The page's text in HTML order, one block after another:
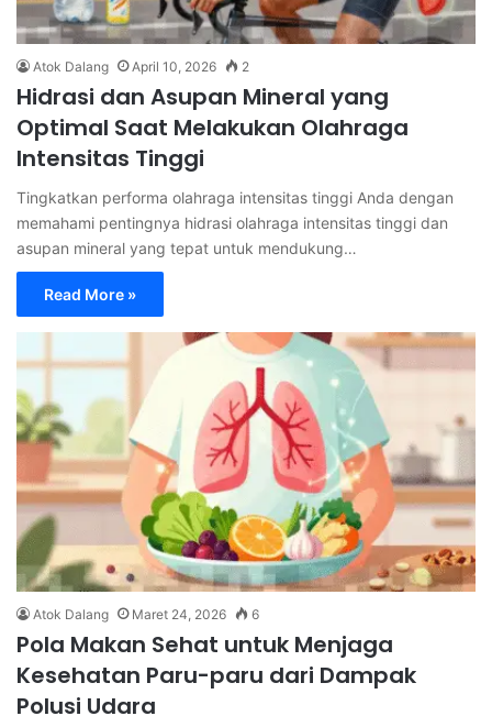
Atok Dalang April 10, 2026 2
Hidrasi dan Asupan Mineral yang
Optimal Saat Melakukan Olahraga
Intensitas Tinggi
Tingkatkan performa olahraga intensitas tinggi Anda dengan
memahami pentingnya hidrasi olahraga intensitas tinggi dan
asupan mineral yang tepat untuk mendukung…
Read More »
Atok Dalang Maret 24, 2026 6
Pola Makan Sehat untuk Menjaga
Kesehatan Paru-paru dari Dampak
Polusi Udara